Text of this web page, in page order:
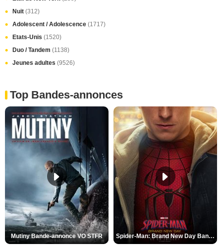
Nuit (312)
Adolescent / Adolescence (1717)
Etats-Unis (1520)
Duo / Tandem (1138)
Jeunes adultes (9526)
Top Bandes-annonces
Mutiny Bande-annonce VO STFR Spider-Man: Brand New Day Bande-annonce VO STFR